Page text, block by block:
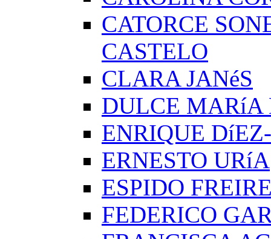
CATORCE
CASTELO
CLARA JANéS
DULCE MARíA
ENRIQUE
ERNESTO URíA
ESPIDO
FEDERICO